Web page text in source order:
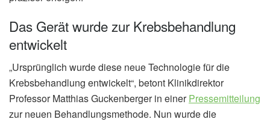
Das Gerät wurde zur Krebsbehandlung
entwickelt
„Ursprünglich wurde diese neue Technologie für die
Krebsbehandlung entwickelt“, betont Klinikdirektor
Professor Matthias Guckenberger in einerPressemitteilung
zur neuen Behandlungsmethode. Nun wurde die